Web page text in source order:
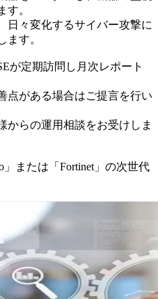
す。
日々変化するサイバー攻撃に
ます。
が定期訪問し月次レポート
点がある場合はご提言を行い
からの運用相談をお受けしま
または「Fortinet」の次世代